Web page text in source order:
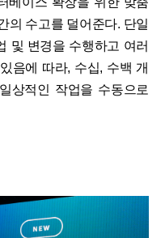
의 수고를 덜어준다. 단일
및 변경을 수행하고 여러
음에 따라, 수십, 수백 개
상적인 작업을 수동으로